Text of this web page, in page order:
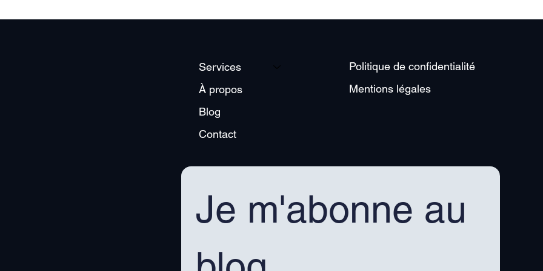
Services
À propos
Blog
Contact
Politique de confidentialité
Mentions légales
Je m'abonne au